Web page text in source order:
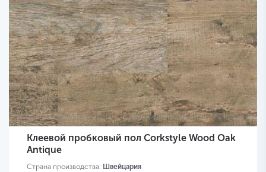
Клеевой пробковый пол Corkstyle Wood Oak
Antique
Страна производства: Швейцария